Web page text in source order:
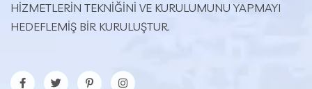
HİZMETLERİN TEKNİĞİNİ VE KURULUMUNU YAPMAYI
HEDEFLEMİŞ BİR KURULUŞTUR.